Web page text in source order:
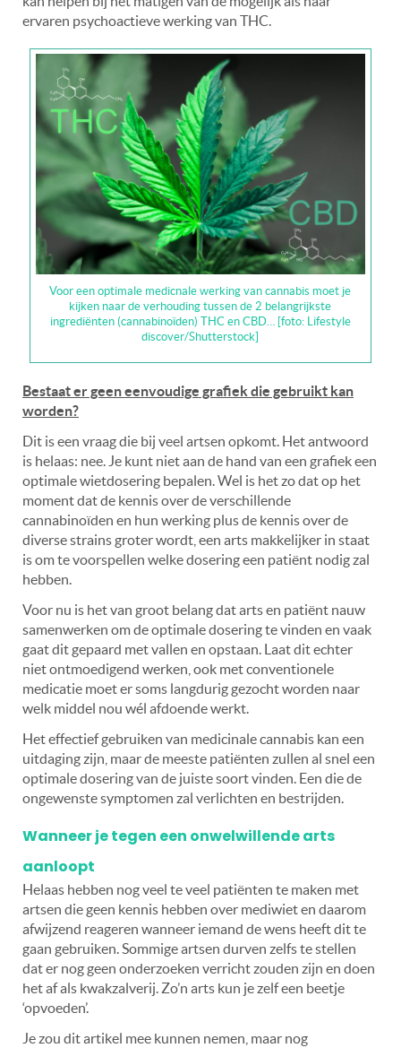
ervaren psychoactieve werking van THC.
Voor een optimale medicnale werking van cannabis moet je
kijken naar de verhouding tussen de 2 belangrijkste
ingrediënten (cannabinoïden) THC en CBD… [foto: Lifestyle
discover/Shutterstock]
Bestaat er geen eenvoudige grafiek die gebruikt kan
worden?
Dit is een vraag die bij veel artsen opkomt. Het antwoord
is helaas: nee. Je kunt niet aan de hand van een grafiek een
optimale wietdosering bepalen. Wel is het zo dat op het
moment dat de kennis over de verschillende
cannabinoïden en hun werking plus de kennis over de
diverse strains groter wordt, een arts makkelijker in staat
is om te voorspellen welke dosering een patiënt nodig zal
hebben.
Voor nu is het van groot belang dat arts en patiënt nauw
samenwerken om de optimale dosering te vinden en vaak
gaat dit gepaard met vallen en opstaan. Laat dit echter
niet ontmoedigend werken, ook met conventionele
medicatie moet er soms langdurig gezocht worden naar
welk middel nou wél afdoende werkt.
Het effectief gebruiken van medicinale cannabis kan een
uitdaging zijn, maar de meeste patiënten zullen al snel een
optimale dosering van de juiste soort vinden. Een die de
ongewenste symptomen zal verlichten en bestrijden.
Wanneer je tegen een onwelwillende arts
aanloopt
Helaas hebben nog veel te veel patiënten te maken met
artsen die geen kennis hebben over mediwiet en daarom
afwijzend reageren wanneer iemand de wens heeft dit te
gaan gebruiken. Sommige artsen durven zelfs te stellen
dat er nog geen onderzoeken verricht zouden zijn en doen
het af als kwakzalverij. Zo’n arts kun je zelf een beetje
‘opvoeden’.
Je zou dit artikel mee kunnen nemen, maar nog